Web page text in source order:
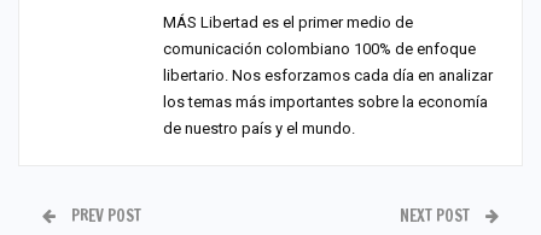
MÁS Libertad es el primer medio de
comunicación colombiano 100% de enfoque
libertario. Nos esforzamos cada día en analizar
los temas más importantes sobre la economía
de nuestro país y el mundo.
PREV POST NEXT POST